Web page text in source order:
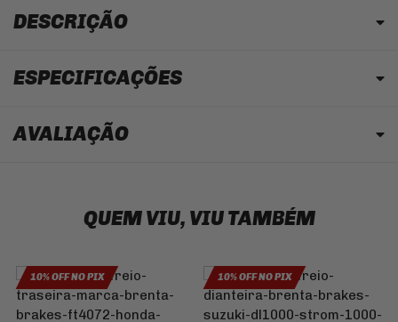
DESCRIÇÃO
ESPECIFICAÇÕES
AVALIAÇÃO
QUEM VIU, VIU TAMBÉM
10% OFF NO PIX 10% OFF NO PIX